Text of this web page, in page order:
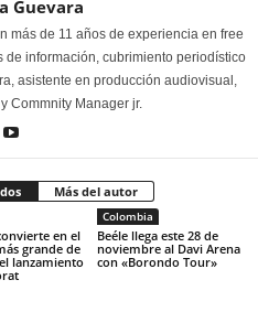
Guevara
más de 11 años de experiencia en free
información, cubrimiento periodístico
asistente en producción audiovisual,
Commnity Manager jr.
Más del autor
en el
grande de
lanzamiento
Colombia
Beéle llega este 28 de
noviembre al Davi Arena
con «Borondo Tour»